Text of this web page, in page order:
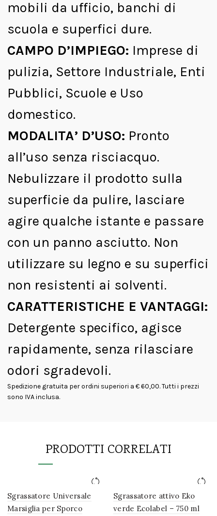
Spedizione gratuita per ordini superiori a € 60,00. Tutti i prezzi
sono IVA inclusa.
PRODOTTI CORRELATI
Sgrassatore Universale
Marsiglia per Sporco
Sgrassatore attivo Eko
verde Ecolabel – 750 ml